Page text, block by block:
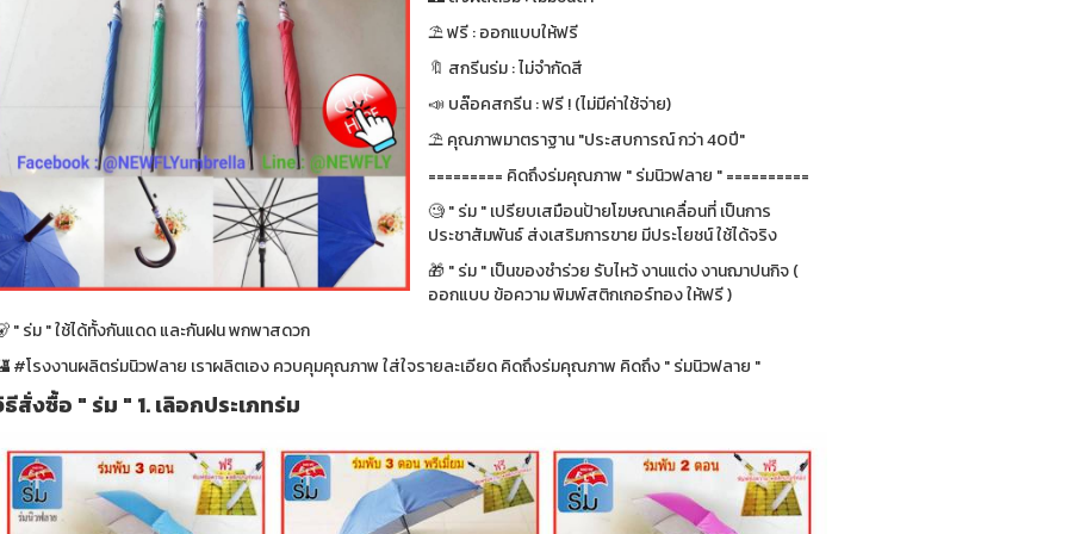
⛱ ฟรี : ออกแบบให้ฟรี
🔖 สกรีนร่ม : ไม่จำกัดสี
📣 บล๊อคสกรีน : ฟรี ! (ไม่มีค่าใช้จ่าย)
⛱ คุณภาพมาตราฐาน "ประสบการณ์ กว่า 40ปี"
========= คิดถึงร่มคุณภาพ " ร่มนิวฟลาย " ==========
🧐 " ร่ม " เปรียบเสมือนป้ายโฆษณาเคลื่อนที่ เป็นการ
ประชาสัมพันธ์ ส่งเสริมการขาย มีประโยชน์ ใช้ได้จริง
🎁 " ร่ม " เป็นของชำร่วย รับไหว้ งานแต่ง งานฌาปนกิจ (
ออกแบบ ข้อความ พิมพ์สติกเกอร์ทอง ให้ฟรี )
" ร่ม " ใช้ได้ทั้งกันแดด และกันฝน พกพาสดวก
#โรงงานผลิตร่มนิวฟลาย เราผลิตเอง ควบคุมคุณภาพ ใส่ใจรายละเอียด คิดถึงร่มคุณภาพ คิดถึง " ร่มนิวฟลาย "
สั่งซื้อ " ร่ม " 1. เลิอกประเภทร่ม